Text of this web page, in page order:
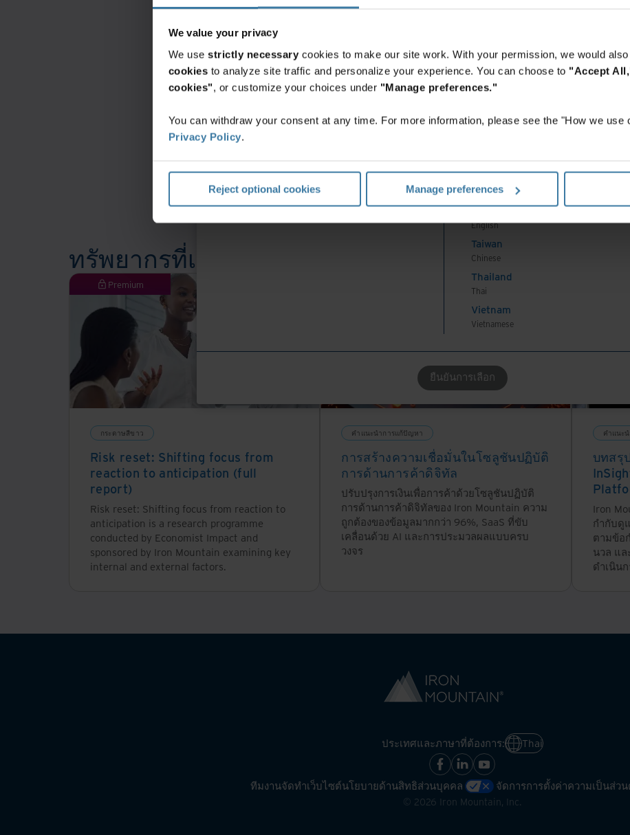
We value your privacy
We use strictly necessary cookies to make our site work. With your permission, we would
cookies to analyze site traffic and personalize your experience. You can choose to "Accept
cookies", or customize your choices under "Manage preferences."
You can withdraw your consent at any time. For more information, please see the "How we use
Privacy Policy.
Reject optional cookies Manage preferences
Indonesia
Indonesian
Korea
Korean
English
English
Philippines
English
Singapore
English
Taiwan
Chinese
Thailand
Thai
Vietnam
Vietnamese
ยืนยันการเลือก
อ
เ
นำ
ใช้
อ
เริ่ม
ทรัพยากรที่เกี่ยวข้อง
Premium
กระดาษสีขาว
Risk reset: Shifting focus from
reaction to anticipation (full
report)
Risk reset: Shifting focus from reaction to
anticipation is a research programme
conducted by Economist Impact and
sponsored by Iron Mountain examining key
internal and external factors.
คำแนะนำการแก้ปัญหา
การสร้างความเชื่อมั่นในโซลูชันปฏิบัติ
การด้านการค้าดิจิทัล
ปรับปรุงการเงินเพื่อการค้าด้วยโซลูชันปฏิบัติ
การด้านการค้าดิจิทัลของ Iron Mountain ความ
ถูกต้องของข้อมูลมากกว่า 96%, SaaS ที่ขับ
เคลื่อนด้วย AI และการประมวลผลแบบครบ
วงจร
คำแนะ
บทสรุ
Iron
กำกับดู
ตามข้อ
นวล แ
ดำเนิน
ประเทศและภาษาที่ต้องการ: Thai
ทีมงานจัดทำเว็บไซต์นโยบายด้านสิทธิส่วนบุคคล จัดการการตั้งค่าความเป็นส่ว
© 2026 Iron Mountain, Inc.